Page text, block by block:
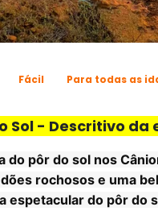
Fácil Para todas as
Sol - Descritivo da
do pôr do sol nos
rochosos e uma
espetacular do pôr do